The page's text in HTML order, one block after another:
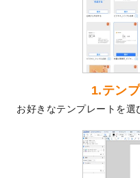
を公開い
喪中はが
いたしま
2025年版
テンプレ
なりまし
プラスチ
トを追加
回数券の
1.テン
お好きなテンプレートを